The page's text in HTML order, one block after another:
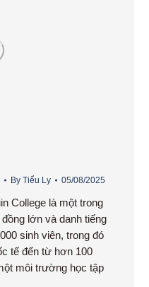
By Tiểu Ly 05/08/2025
College là một trong
lớn và danh tiếng
sinh viên, trong đó
tế đến từ hơn 100
môi trường học tập